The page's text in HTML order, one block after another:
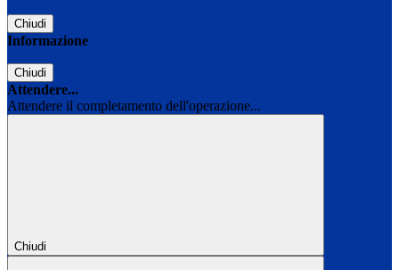
Chiudi
Informazione
Chiudi
Attendere...
Attendere il completamento dell'operazione...
Chiudi